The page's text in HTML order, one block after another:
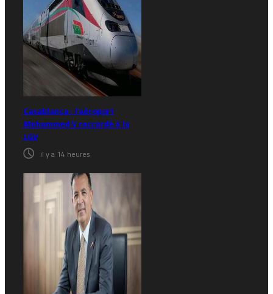
Casablanca : l’aéroport
Mohammed V raccordé à la
LGV
il y a 14 heures